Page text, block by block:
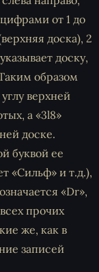
от 1 до
доска), 2
доску,
образом
верхней
а «3l8»
доске.
буквой ее
«Сильф» и т.д.),
«Dr»,
прочих
же, как в
записей